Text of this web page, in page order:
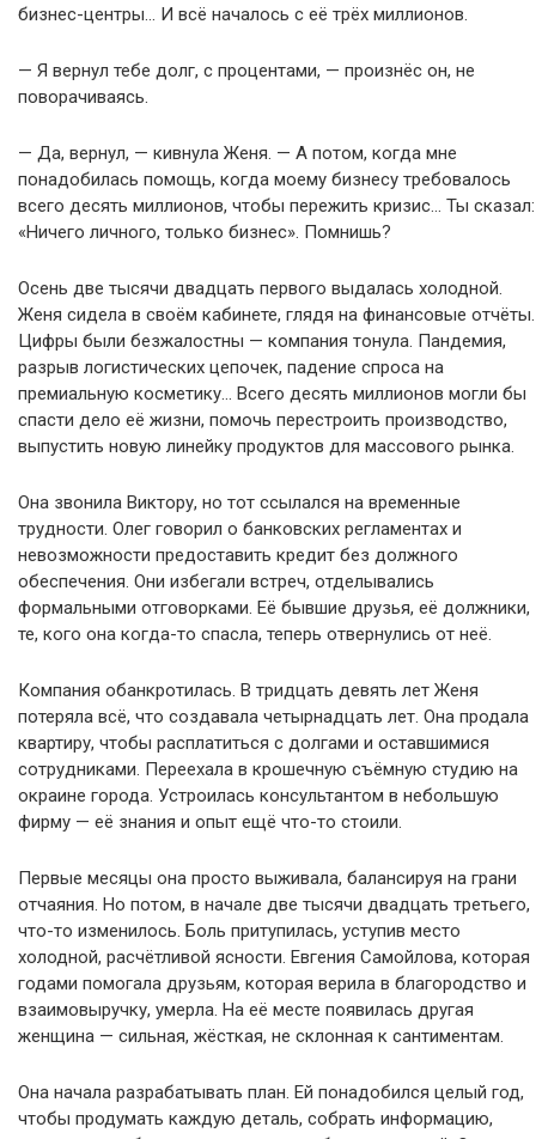
бизнес-центры… И всё началось с её трёх миллионов.
— Я вернул тебе долг, с процентами, — произнёс он, не
поворачиваясь.
— Да, вернул, — кивнула Женя. — А потом, когда мне
понадобилась помощь, когда моему бизнесу требовалось
всего десять миллионов, чтобы пережить кризис… Ты сказал:
«Ничего личного, только бизнес». Помнишь?
Осень две тысячи двадцать первого выдалась холодной.
Женя сидела в своём кабинете, глядя на финансовые отчёты.
Цифры были безжалостны — компания тонула. Пандемия,
разрыв логистических цепочек, падение спроса на
премиальную косметику… Всего десять миллионов могли бы
спасти дело её жизни, помочь перестроить производство,
выпустить новую линейку продуктов для массового рынка.
Она звонила Виктору, но тот ссылался на временные
трудности. Олег говорил о банковских регламентах и
невозможности предоставить кредит без должного
обеспечения. Они избегали встреч, отделывались
формальными отговорками. Её бывшие друзья, её должники,
те, кого она когда-то спасла, теперь отвернулись от неё.
Компания обанкротилась. В тридцать девять лет Женя
потеряла всё, что создавала четырнадцать лет. Она продала
квартиру, чтобы расплатиться с долгами и оставшимися
сотрудниками. Переехала в крошечную съёмную студию на
окраине города. Устроилась консультантом в небольшую
фирму — её знания и опыт ещё что-то стоили.
Первые месяцы она просто выживала, балансируя на грани
отчаяния. Но потом, в начале две тысячи двадцать третьего,
что-то изменилось. Боль притупилась, уступив место
холодной, расчётливой ясности. Евгения Самойлова, которая
годами помогала друзьям, которая верила в благородство и
взаимовыручку, умерла. На её месте появилась другая
женщина — сильная, жёсткая, не склонная к сантиментам.
Она начала разрабатывать план. Ей понадобился целый год,
чтобы продумать каждую деталь, собрать информацию,